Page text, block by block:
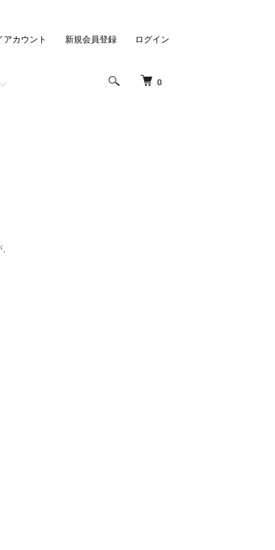
0
アカウント 新規会員登録 ログイン